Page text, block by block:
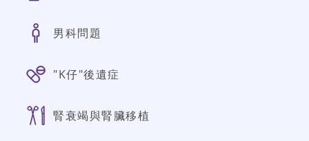
男科問題
"K仔"後遺症
腎衰竭與腎臟移植